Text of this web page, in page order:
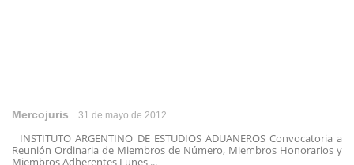
Mercojuris 31 de mayo de 2012
INSTITUTO ARGENTINO DE ESTUDIOS ADUANEROS Convocatoria a
Reunión Ordinaria de Miembros de Número, Miembros Honorarios y
Miembros Adherentes Lunes ...